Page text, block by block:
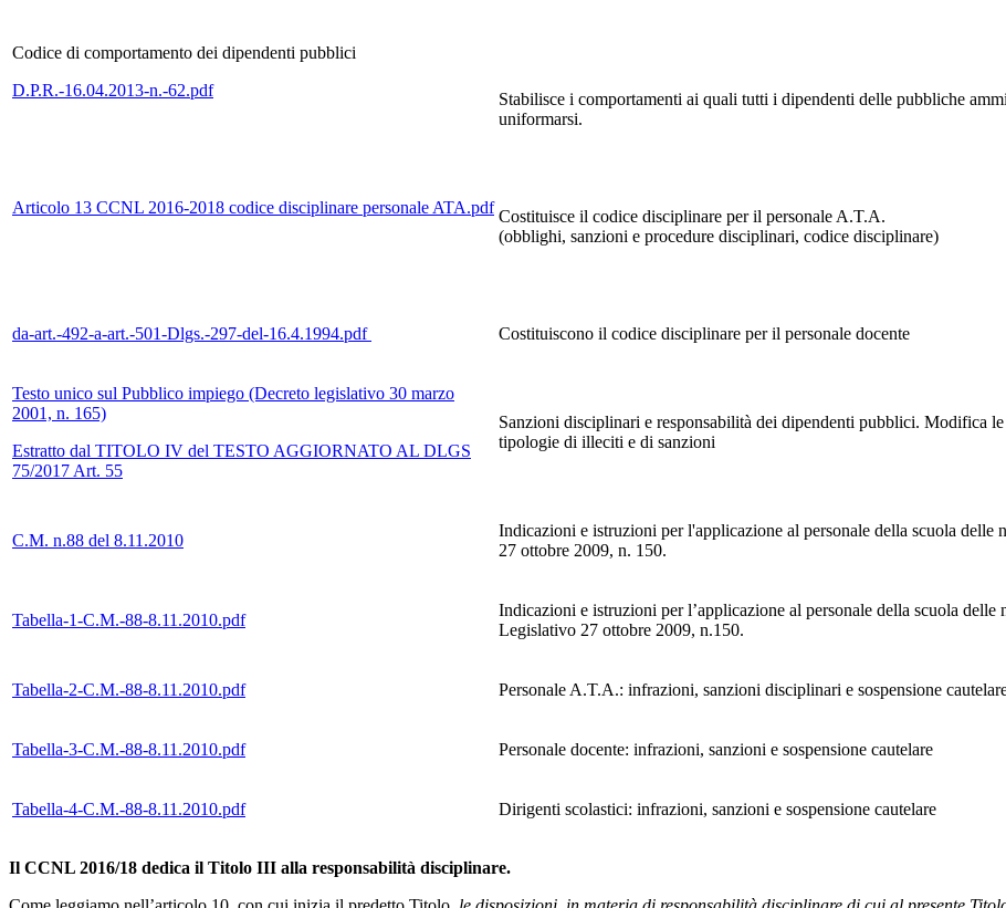
Codice di comportamento dei dipendenti pubblici
D.P.R.-16.04.2013-n.-62.pdf
Stabilisce i comportamenti ai quali tutti i dipendenti delle pubbliche
uniformarsi.
Articolo 13 CCNL 2016-2018 codice disciplinare personale ATA.pdf Costituisce il codice disciplinare per il personale A.T.A.
(obblighi, sanzioni e procedure disciplinari, codice disciplinare)
da-art.-492-a-art.-501-Dlgs.-297-del-16.4.1994.pdf Costituiscono il codice disciplinare per il personale docente
Testo unico sul Pubblico impiego (Decreto legislativo 30 marzo
2001, n. 165)
Estratto dal TITOLO IV del TESTO AGGIORNATO AL DLGS
75/2017 Art. 55
Sanzioni disciplinari e responsabilità dei dipendenti pubblici. Modifica
tipologie di illeciti e di sanzioni
C.M. n.88 del 8.11.2010
Indicazioni e istruzioni per l'applicazione al personale della scuola
27 ottobre 2009, n. 150.
Tabella-1-C.M.-88-8.11.2010.pdf
Indicazioni e istruzioni per l’applicazione al personale della scuola
Legislativo 27 ottobre 2009, n.150.
Tabella-2-C.M.-88-8.11.2010.pdf Personale A.T.A.: infrazioni, sanzioni disciplinari e sospensione
Tabella-3-C.M.-88-8.11.2010.pdf Personale docente: infrazioni, sanzioni e sospensione cautelare
Tabella-4-C.M.-88-8.11.2010.pdf Dirigenti scolastici: infrazioni, sanzioni e sospensione cautelare
Il CCNL 2016/18 dedica il Titolo III alla responsabilità disciplinare.